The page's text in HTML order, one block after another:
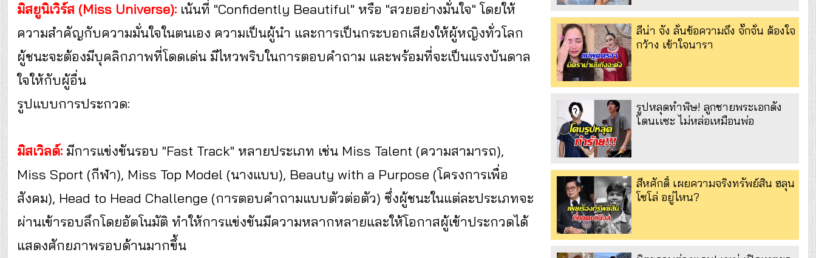
มิสยูนิเวิร์ส (Miss Universe): เน้นที่ "Confidently Beautiful" หรือ "สวยอย่างมั่นใจ" โดยให้
ความสำคัญกับความมั่นใจในตนเอง ความเป็นผู้นำ และการเป็นกระบอกเสียงให้ผู้หญิงทั่วโลก
ผู้ชนะจะต้องมีบุคลิกภาพที่โดดเด่น มีไหวพริบในการตอบคำถาม และพร้อมที่จะเป็นแรงบันดาล
ใจให้กับผู้อื่น
รูปแบบการประกวด:
มิสเวิลด์: มีการแข่งขันรอบ "Fast Track" หลายประเภท เช่น Miss Talent (ความสามารถ),
Miss Sport (กีฬา), Miss Top Model (นางแบบ), Beauty with a Purpose (โครงการเพื่อ
สังคม), Head to Head Challenge (การตอบคำถามแบบตัวต่อตัว) ซึ่งผู้ชนะในแต่ละประเภทจะ
ผ่านเข้ารอบลึกโดยอัตโนมัติ ทำให้การแข่งขันมีความหลากหลายและให้โอกาสผู้เข้าประกวดได้
แสดงศักยภาพรอบด้านมากขึ้น
ลีน่า จัง ลั่นข้อความถึง จั๊กจั่น ต้องใจ
กว้าง เข้าใจนารา
รูปหลุดทำพิษ! ลูกชายพระเอกดัง
โดนเเซะ ไม่หล่อเหมือนพ่อ
สีหศักดิ์ เผยความจริงทรัพย์สิน ฮลุน
โซโล่ อยู่ไหน?